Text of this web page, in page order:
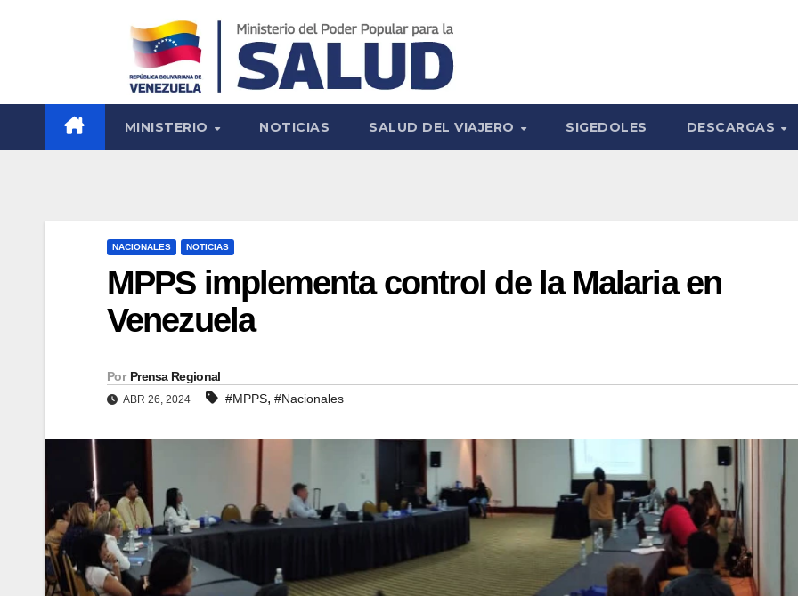
MINISTERIO NOTICIAS SALUD DEL VIAJERO SIGEDOLES DESCARGAS
NACIONALES NOTICIAS
MPPS implementa control de la Malaria en
Venezuela
Por Prensa Regional
ABR 26, 2024 #MPPS, #Nacionales